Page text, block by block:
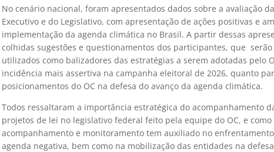
No cenário nacional, foram apresentados dados sobre a avaliação
Executivo e do Legislativo, com apresentação de ações positivas e
implementação da agenda climática no Brasil. A partir dessas
colhidas sugestões e questionamentos dos participantes, que
utilizados como balizadores das estratégias a serem adotadas pelo
incidência mais assertiva na campanha eleitoral de 2026, quanto
posicionamentos do OC na defesa do avanço da agenda climática.
Todos ressaltaram a importância estratégica do acompanhamento
projetos de lei no legislativo federal feito pela equipe do OC, e como
acompanhamento e monitoramento tem auxiliado no
agenda negativa, bem como na mobilização das entidades na